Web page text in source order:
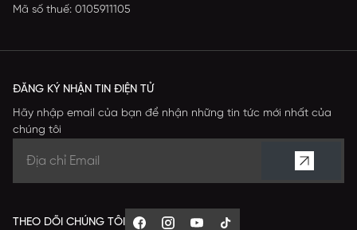
Mã số thuế: 0105911105
ĐĂNG KÝ NHẬN TIN ĐIỆN TỬ
Hãy nhập email của bạn để nhận những tin tức mới nhất của
chúng tôi
THEO DÕI CHÚNG TÔI